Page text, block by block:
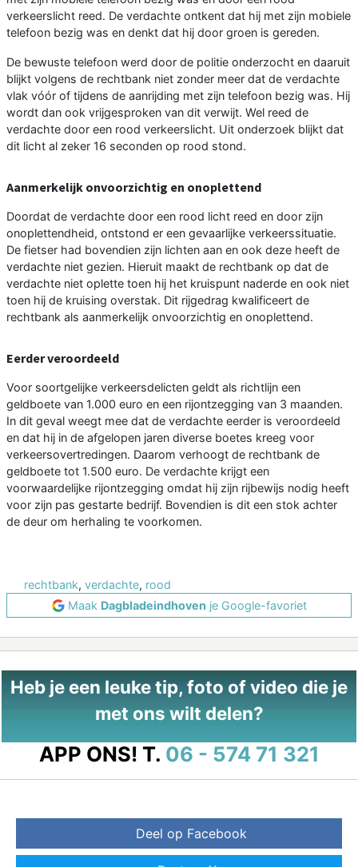
verkeerslicht reed. De verdachte ontkent dat hij met zijn mobiele
telefoon bezig was en denkt dat hij door groen is gereden.
De bewuste telefoon werd door de politie onderzocht en daaruit
blijkt volgens de rechtbank niet zonder meer dat de verdachte
vlak vóór of tijdens de aanrijding met zijn telefoon bezig was. Hij
wordt dan ook vrijgesproken van dit verwijt. Wel reed de
verdachte door een rood verkeerslicht. Uit onderzoek blijkt dat
dit licht al zeker 16 seconden op rood stond.
Aanmerkelijk onvoorzichtig en onoplettend
Doordat de verdachte door een rood licht reed en door zijn
onoplettendheid, ontstond er een gevaarlijke verkeerssituatie.
De fietser had bovendien zijn lichten aan en ook deze heeft de
verdachte niet gezien. Hieruit maakt de rechtbank op dat de
verdachte niet oplette toen hij het kruispunt naderde en ook niet
toen hij de kruising overstak. Dit rijgedrag kwalificeert de
rechtbank als aanmerkelijk onvoorzichtig en onoplettend.
Eerder veroordeeld
Voor soortgelijke verkeersdelicten geldt als richtlijn een
geldboete van 1.000 euro en een rijontzegging van 3 maanden.
In dit geval weegt mee dat de verdachte eerder is veroordeeld
en dat hij in de afgelopen jaren diverse boetes kreeg voor
verkeersovertredingen. Daarom verhoogt de rechtbank de
geldboete tot 1.500 euro. De verdachte krijgt een
voorwaardelijke rijontzegging omdat hij zijn rijbewijs nodig heeft
voor zijn pas gestarte bedrijf. Bovendien is dit een stok achter
de deur om herhaling te voorkomen.
rechtbank, verdachte, rood
Maak Dagbladeindhoven je Google-favoriet
Heb je een leuke tip, foto of video die je
met ons wilt delen?
APP ONS! T. 06 - 574 71 321
Deel op Facebook